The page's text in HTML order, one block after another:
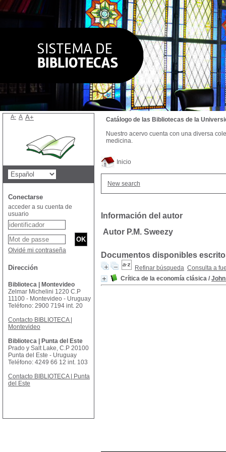
Inicio
New search
Información del autor
Autor P.M. Sweezy
Documentos disponibles
Refinar búsqueda Consulta a
Crítica de la economía clásica /
Catálogo de las Bibliotecas de la
Nuestro acervo cuenta con una diversa
medicina.
A- A A+
Conectarse
acceder a su cuenta de
usuario
Olvidé mi contraseña
Dirección
Biblioteca | Montevideo
Zelmar Michelini 1220 C.P
11100 - Montevideo - Uruguay
Teléfono: 2900 7194 int. 20
Contacto BIBLIOTECA |
Montevideo
Biblioteca | Punta del Este
Prado y Salt Lake, C.P 20100
Punta del Este - Uruguay
Teléfono: 4249 66 12 int. 103
Contacto BIBLIOTECA | Punta
del Este